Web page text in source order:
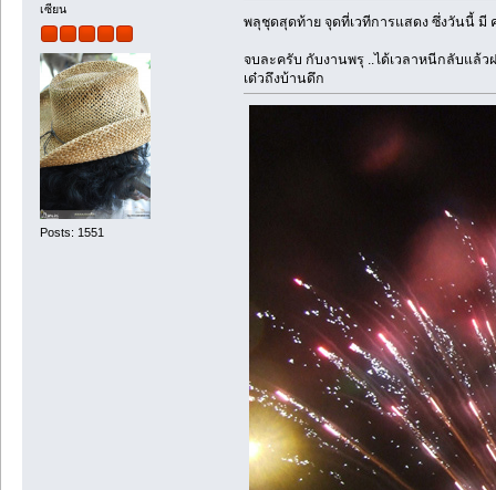
เซียน
Posts: 1551
พลุชุดสุดท้าย จุดที่เวทีการแสดง ซึ่งวันนี้ มี
จบละครับ กับงานพรุ ..ได้เวลาหนีกลับแล้ว
เด๋วถึงบ้านดึก